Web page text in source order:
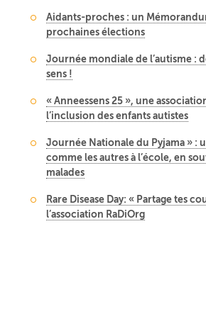
Aidants-proches : un
prochaines élections
Journée mondiale de l’autisme :
sens !
« Anneessens 25 », une
l’inclusion des enfants autistes
Journée Nationale du Pyjama » :
comme les autres à l’école, en
malades
Rare Disease Day: « Partage tes
l’association RaDiOrg